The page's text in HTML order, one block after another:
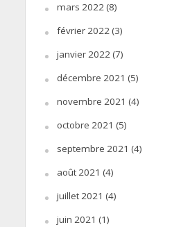
mars 2022(8)
février 2022(3)
janvier 2022(7)
décembre 2021 (5)
novembre 2021 (4)
octobre 2021 (5)
septembre 2021 (4)
août 2021 (4)
juillet 2021 (4)
juin 2021 (1)